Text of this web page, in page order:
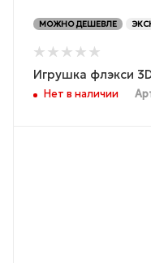
МОЖНО ДЕШЕВЛЕ
Игрушка флэкси
Нет в наличии